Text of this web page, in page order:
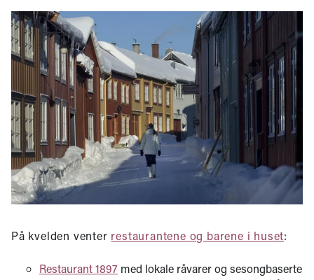
På kvelden venter restaurantene og barene i huset:
Restaurant 1897 med lokale råvarer og sesongbaserte